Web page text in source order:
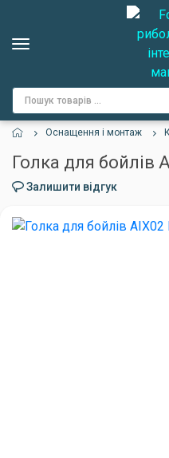
Оснащення і монтаж
Голка для бойлів
Залишити відгук